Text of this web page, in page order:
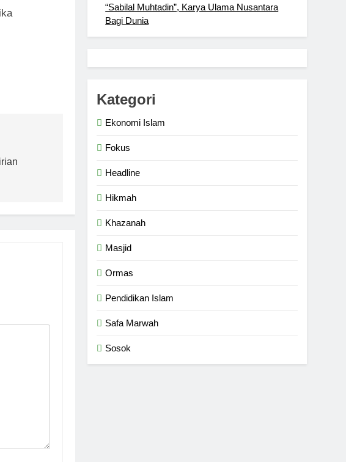
“Sabilal Muhtadin”, Karya Ulama Nusantara
Bagi Dunia
Kategori
Ekonomi Islam
Fokus
Headline
Hikmah
Khazanah
Masjid
Ormas
Pendidikan Islam
Safa Marwah
Sosok